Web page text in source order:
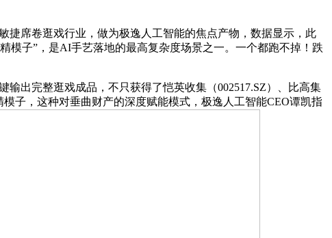
席卷逛戏行业，做为极逸人工智能的焦点产物，数据显示，此
模子”，是AI手艺落地的最高复杂度场景之一。一个都跑不掉！跌
出完整逛戏成品，不只获得了恺英收集（002517.SZ）、比高集
子，这种对垂曲财产的深度赋能模式，极逸人工智能CEO谭凯指